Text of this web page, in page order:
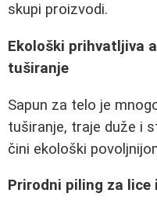
skupi proizvodi.
Ekološki prihvatljiva
tuširanje
Sapun za telo je
tuširanje, traje duže i
čini ekološki
Prirodni piling za lice